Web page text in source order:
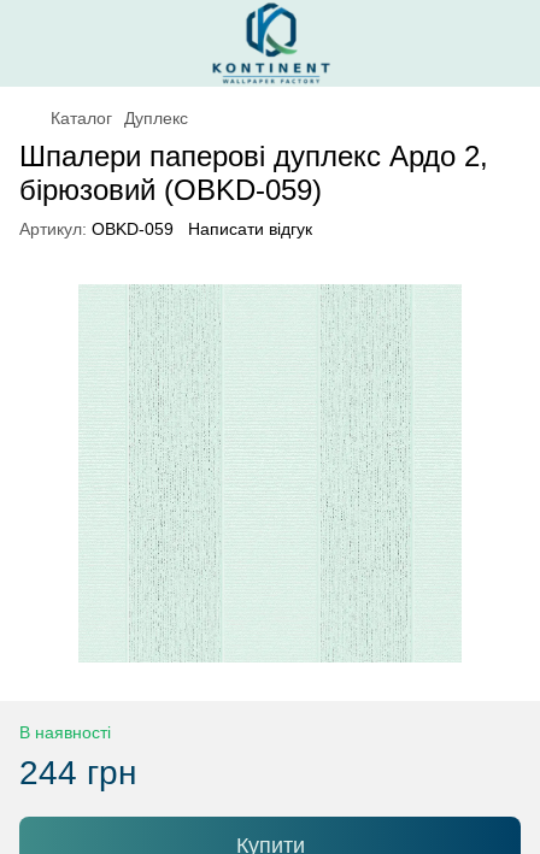
Каталог Дуплекс
Шпалери паперові дуплекс Ардо 2,
бірюзовий (OBKD-059)
Артикул: OBKD-059 Написати відгук
В наявності
244 грн
Купити